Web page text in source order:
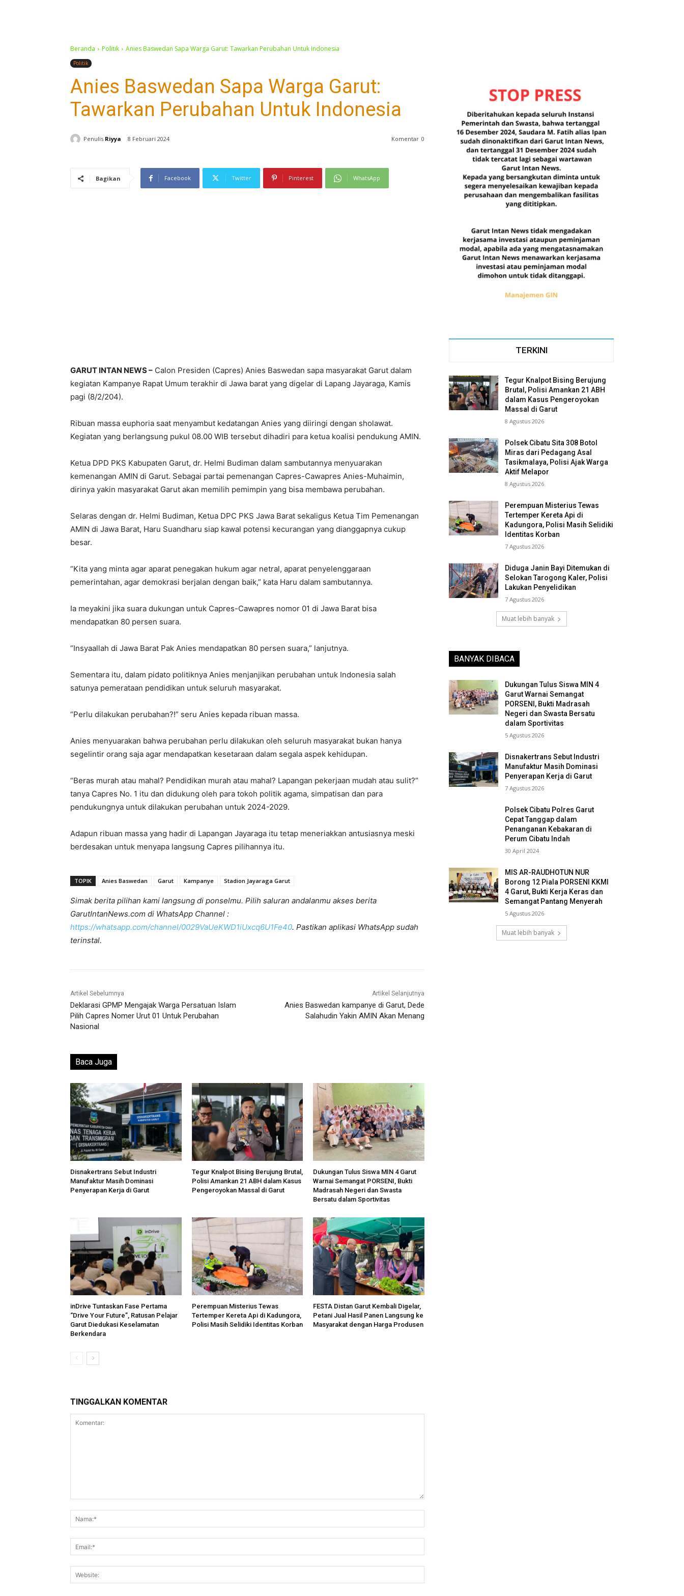
Beranda Politik Anies Baswedan Sapa Warga Garut: Tawarkan Perubahan Untuk Indonesia
Politik
Anies Baswedan Sapa Warga Garut:
Tawarkan Perubahan Untuk Indonesia
Penulis Riyya 8 Februari 2024 Komentar 0
Bagikan Facebook Twitter Pinterest WhatsApp
GARUT INTAN NEWS – Calon Presiden (Capres) Anies Baswedan sapa masyarakat Garut dalam
kegiatan Kampanye Rapat Umum terakhir di Jawa barat yang digelar di Lapang Jayaraga, Kamis
pagi (8/2/204).
Ribuan massa euphoria saat menyambut kedatangan Anies yang diiringi dengan sholawat.
Kegiatan yang berlangsung pukul 08.00 WIB tersebut dihadiri para ketua koalisi pendukung AMIN.
Ketua DPD PKS Kabupaten Garut, dr. Helmi Budiman dalam sambutannya menyuarakan
kemenangan AMIN di Garut. Sebagai partai pemenangan Capres-Cawapres Anies-Muhaimin,
dirinya yakin masyarakat Garut akan memilih pemimpin yang bisa membawa perubahan.
Selaras dengan dr. Helmi Budiman, Ketua DPC PKS Jawa Barat sekaligus Ketua Tim Pemenangan
AMIN di Jawa Barat, Haru Suandharu siap kawal potensi kecurangan yang dianggapnya cukup
besar.
“Kita yang minta agar aparat penegakan hukum agar netral, aparat penyelenggaraan
pemerintahan, agar demokrasi berjalan dengan baik,” kata Haru dalam sambutannya.
Ia meyakini jika suara dukungan untuk Capres-Cawapres nomor 01 di Jawa Barat bisa
mendapatkan 80 persen suara.
“Insyaallah di Jawa Barat Pak Anies mendapatkan 80 persen suara,” lanjutnya.
Sementara itu, dalam pidato politiknya Anies menjanjikan perubahan untuk Indonesia salah
satunya pemerataan pendidikan untuk seluruh masyarakat.
“Perlu dilakukan perubahan?!” seru Anies kepada ribuan massa.
Anies menyuarakan bahwa perubahan perlu dilakukan oleh seluruh masyarakat bukan hanya
segelintir orang saja agar mendapatkan kesetaraan dalam segala aspek kehidupan.
“Beras murah atau mahal? Pendidikan murah atau mahal? Lapangan pekerjaan mudah atau sulit?”
tanya Capres No. 1 itu dan didukung oleh para tokoh politik agama, simpatisan dan para
pendukungnya untuk dilakukan perubahan untuk 2024-2029.
Adapun ribuan massa yang hadir di Lapangan Jayaraga itu tetap meneriakkan antusiasnya meski
berdesakan untuk menyapa langsung Capres pilihannya itu.
TOPIK Anies Baswedan Garut Kampanye Stadion Jayaraga Garut
Simak berita pilihan kami langsung di ponselmu. Pilih saluran andalanmu akses berita
GarutIntanNews.com di WhatsApp Channel :
https://whatsapp.com/channel/0029VaUeKWD1iUxcq6U1Fe40. Pastikan aplikasi WhatsApp sudah
terinstal.
Artikel Sebelumnya
Deklarasi GPMP Mengajak Warga Persatuan Islam
Pilih Capres Nomer Urut 01 Untuk Perubahan
Nasional
Artikel Selanjutnya
Anies Baswedan kampanye di Garut, Dede
Salahudin Yakin AMIN Akan Menang
Baca Juga
Disnakertrans Sebut Industri
Manufaktur Masih Dominasi
Penyerapan Kerja di Garut
Tegur Knalpot Bising Berujung Brutal,
Polisi Amankan 21 ABH dalam Kasus
Pengeroyokan Massal di Garut
Dukungan Tulus Siswa MIN 4 Garut
Warnai Semangat PORSENI, Bukti
Madrasah Negeri dan Swasta
Bersatu dalam Sportivitas
inDrive Tuntaskan Fase Pertama
“Drive Your Future”, Ratusan Pelajar
Garut Diedukasi Keselamatan
Berkendara
Perempuan Misterius Tewas
Tertemper Kereta Api di Kadungora,
Polisi Masih Selidiki Identitas Korban
FESTA Distan Garut Kembali Digelar,
Petani Jual Hasil Panen Langsung ke
Masyarakat dengan Harga Produsen
TINGGALKAN KOMENTAR
TERKINI
Tegur Knalpot Bising Berujung
Brutal, Polisi Amankan 21 ABH
dalam Kasus Pengeroyokan
Massal di Garut
8 Agustus 2026
Polsek Cibatu Sita 308 Botol
Miras dari Pedagang Asal
Tasikmalaya, Polisi Ajak Warga
Aktif Melapor
8 Agustus 2026
Perempuan Misterius Tewas
Tertemper Kereta Api di
Kadungora, Polisi Masih Selidiki
Identitas Korban
7 Agustus 2026
Diduga Janin Bayi Ditemukan di
Selokan Tarogong Kaler, Polisi
Lakukan Penyelidikan
7 Agustus 2026
Muat lebih banyak
BANYAK DIBACA
Dukungan Tulus Siswa MIN 4
Garut Warnai Semangat
PORSENI, Bukti Madrasah
Negeri dan Swasta Bersatu
dalam Sportivitas
5 Agustus 2026
Disnakertrans Sebut Industri
Manufaktur Masih Dominasi
Penyerapan Kerja di Garut
7 Agustus 2026
Polsek Cibatu Polres Garut
Cepat Tanggap dalam
Penanganan Kebakaran di
Perum Cibatu Indah
30 April 2024
MIS AR-RAUDHOTUN NUR
Borong 12 Piala PORSENI KKMI
4 Garut, Bukti Kerja Keras dan
Semangat Pantang Menyerah
5 Agustus 2026
Muat lebih banyak